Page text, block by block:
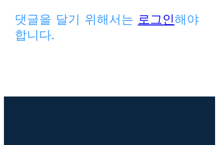
댓글을 달기 위해서는 로그인해야
합니다.